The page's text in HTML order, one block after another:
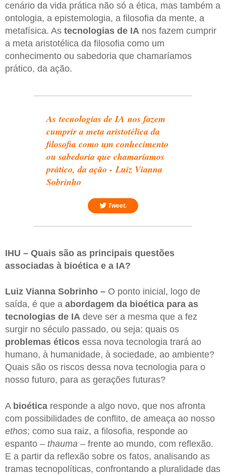
cenário da vida prática não só a ética, mas também a
ontologia, a epistemologia, a filosofia da mente, a
metafísica. As tecnologias de IA nos fazem cumprir
a meta aristotélica da filosofia como um
conhecimento ou sabedoria que chamaríamos
prático, da ação.
As tecnologias de IA nos fazem
cumprir a meta aristotélica da
filosofia como um conhecimento
ou sabedoria que chamaríamos
prático, da ação - Luiz Vianna
Sobrinho
Tweet.
IHU – Quais são as principais questões
associadas à bioética e a IA?
Luiz Vianna Sobrinho – O ponto inicial, logo de
saída, é que a abordagem da bioética para as
tecnologias de IA deve ser a mesma que a fez
surgir no século passado, ou seja: quais os
problemas éticos essa nova tecnologia trará ao
humano, à humanidade, à sociedade, ao ambiente?
Quais são os riscos dessa nova tecnologia para o
nosso futuro, para as gerações futuras?
A bioética responde a algo novo, que nos afronta
com possibilidades de conflito, de ameaça ao nosso
ethos; como sua raiz, a filosofia, responde ao
espanto – thauma – frente ao mundo, com reflexão.
E a partir da reflexão sobre os fatos, analisando as
tramas tecnopolíticas, confrontando a pluralidade das